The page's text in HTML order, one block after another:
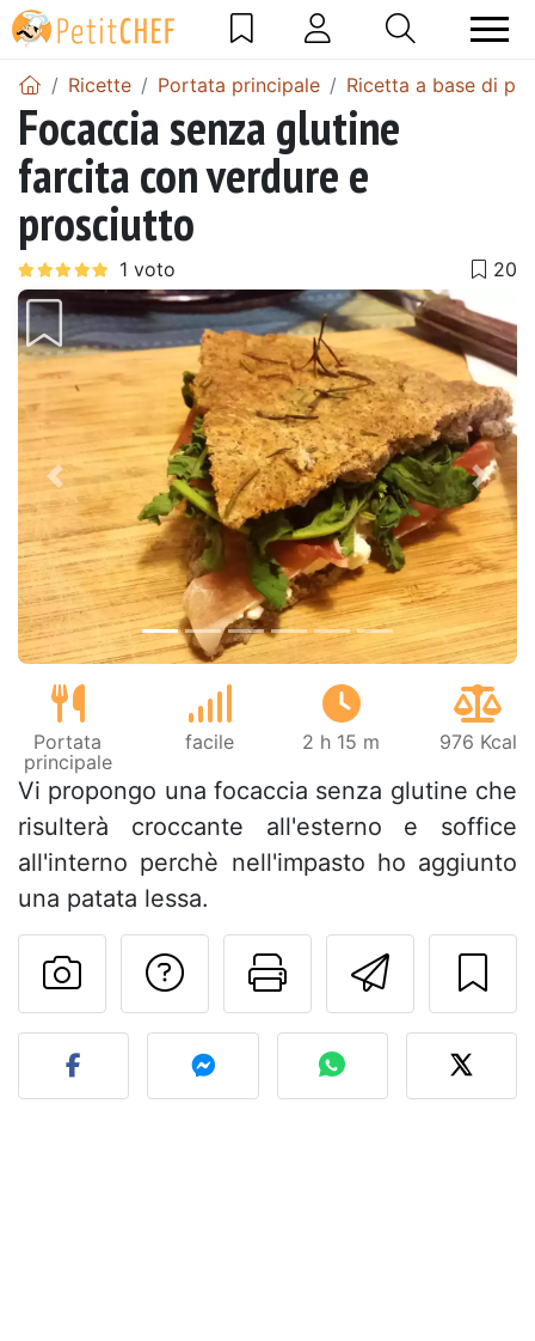
Ricette Portata principale Ricetta a base di
Focaccia senza glutine
farcita con verdure e
prosciutto
Precedente
Portata
principale
facile 2 h 15 m 976 Kcal
Vi propongo una focaccia senza glutine che
risulterà croccante all'esterno e soffice
all'interno perchè nell'impasto ho aggiunto
una patata lessa.
Invia
Stampa la
Contatta l'autore
Pubblica la foto di